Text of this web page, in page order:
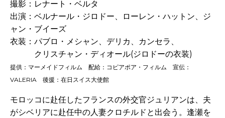
撮影：レナート・ベルタ
出演：ベルナール・ジロドー、ローレン・ハットン、ジ
ャン・ブイーズ
衣装：パブロ・メシャン、デリカ、カンセラ、
クリスチャン・ディオール(ジロドーの衣装)
提供：マーメイドフィルム 配給：コピアポア・フィルム 宣伝：
VALERIA 後援：在日スイス大使館
モロッコに赴任したフランスの外交官ジュリアンは、夫
がシベリアに赴任中の人妻クロチルドと出会う。逢瀬を